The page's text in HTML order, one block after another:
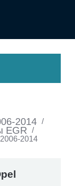
2014 /
EGR
/
2014